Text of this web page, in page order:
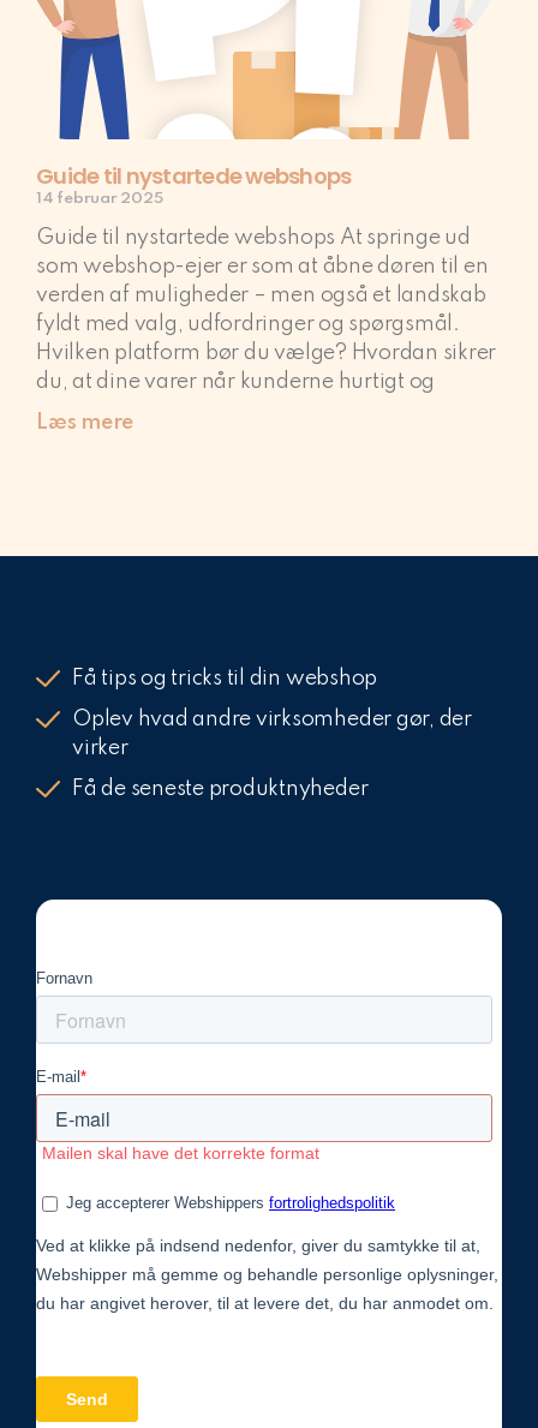
Guide til nystartede webshops
14 februar 2025
Guide til nystartede webshops At springe ud
som webshop-ejer er som at åbne døren til en
verden af muligheder – men også et landskab
fyldt med valg, udfordringer og spørgsmål.
Hvilken platform bør du vælge? Hvordan sikrer
du, at dine varer når kunderne hurtigt og
Læs mere
Få tips og tricks til din webshop
Oplev hvad andre virksomheder gør, der
virker
Få de seneste produktnyheder